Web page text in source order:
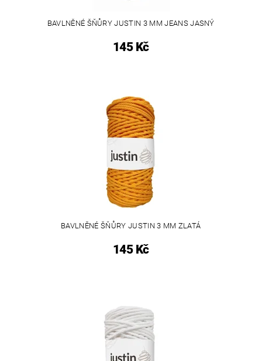
BAVLNĚNÉ ŠŇŮRY JUSTIN 3 MM JEANS JASNÝ
145 Kč
BAVLNĚNÉ ŠŇŮRY JUSTIN 3 MM ZLATÁ
145 Kč